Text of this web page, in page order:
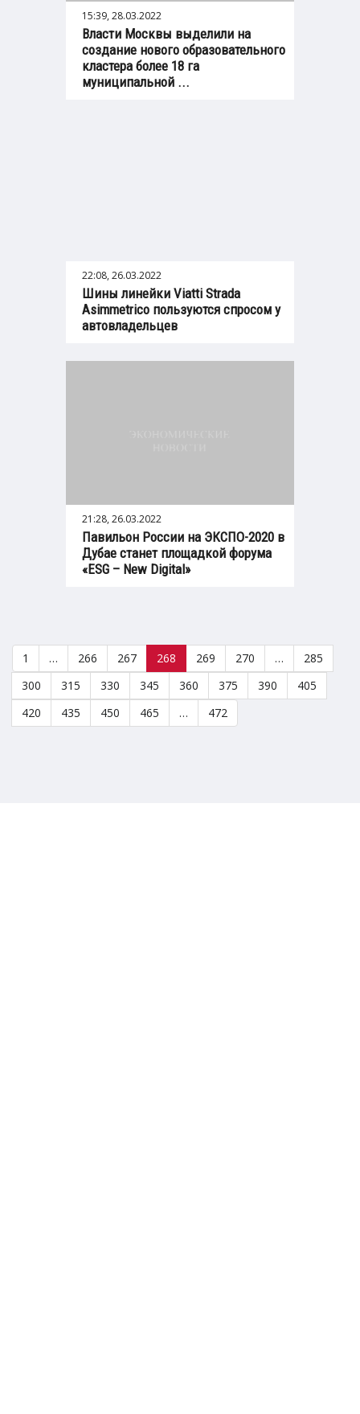
15:39, 28.03.2022
Власти Москвы выделили на
создание нового образовательного
кластера более 18 га
муниципальной ...
22:08, 26.03.2022
Шины линейки Viatti Strada
Asimmetrico пользуются спросом у
автовладельцев
21:28, 26.03.2022
Павильон России на ЭКСПО-2020 в
Дубае станет площадкой форума
«ESG – New Digital»
1 … 266 267 268 269 270 …
285
300
315 330 345 360 375 390
405
420
435 450 465 … 472